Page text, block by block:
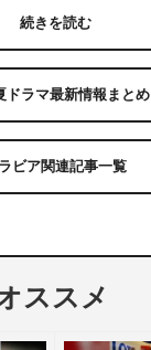
続きを読む
ドラマ最新情報まとめ
ビア関連記事一覧
ススメ